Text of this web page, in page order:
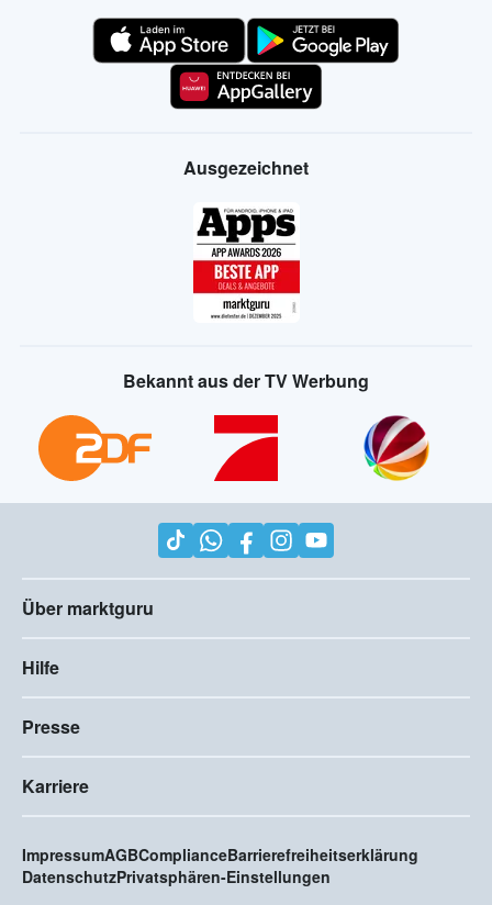
Ausgezeichnet
Bekannt aus der TV Werbung
Über marktguru
Hilfe
Presse
Karriere
ImpressumAGBComplianceBarrierefreiheitserklärung
DatenschutzPrivatsphären-Einstellungen